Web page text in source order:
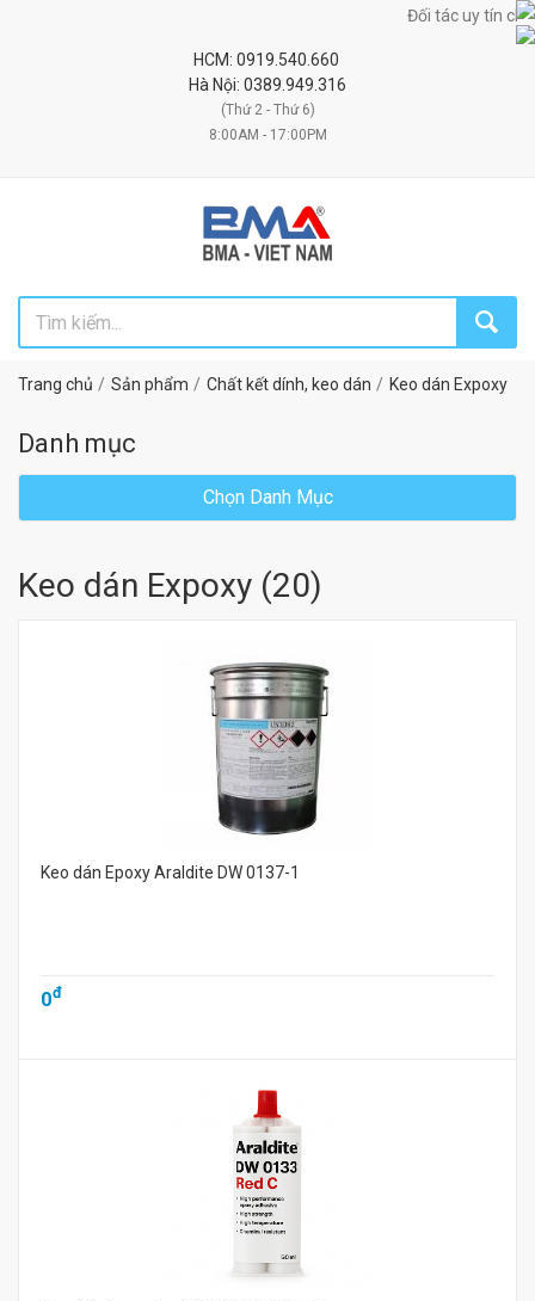
Đối tác uy tín chiến lược
HCM: 0919.540.660
Hà Nội: 0389.949.316
(Thứ 2 - Thứ 6)
8:00AM - 17:00PM
Trang chủ Sản phẩm Chất kết dính, keo dán Keo dán Expoxy
Danh mục
Chọn Danh Mục
Keo dán Expoxy (20)
Keo dán Epoxy Araldite DW 0137-1
0đ